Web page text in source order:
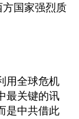
方国家强烈质
用全球危机
最关键的讯
是中共借此